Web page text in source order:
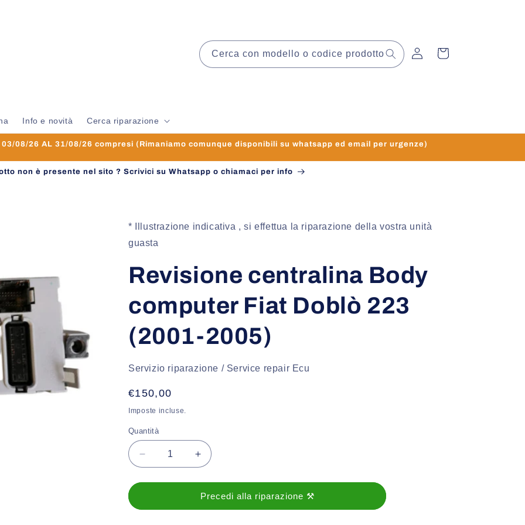
Info e novità Cerca riparazione
Cerca con modello o codice prodotto Accedi Carrello
03/08/26 AL 31/08/26 compresi (Rimaniamo comunque disponibili su whatsapp ed email per urgenze)
non è presente nel sito ? Scrivici su Whatsapp o chiamaci per info
* Illustrazione indicativa , si effettua la riparazione della vostra unità
guasta
Revisione centralina Body
computer Fiat Doblò 223
(2001-2005)
Servizio riparazione / Service repair Ecu
Prezzo
di
listino
€150,00
Imposte incluse.
Quantità
Diminuisci
quantità
per
centralina
Aumenta
quantità
per
Revisione
centralina
Precedi alla riparazione ⚒️